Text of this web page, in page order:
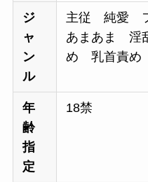
ジ
ャ
ン
ル
主従 純愛
あまあま 淫
め 乳首責め
年
齢
指
定
18禁